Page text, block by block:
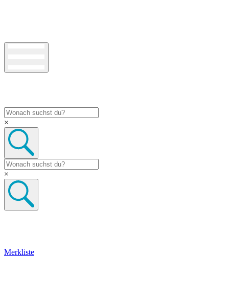
×
×
Merkliste